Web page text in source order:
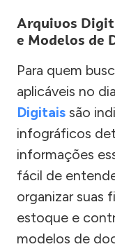
Arquivos
e Modelos de
Para quem
aplicáveis no
Digitais são
infográficos
informações
fácil de
organizar suas
estoque e
modelos de